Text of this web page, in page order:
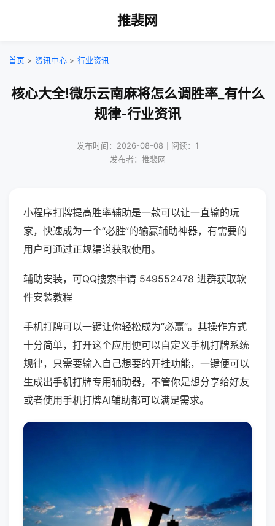
推裴网
首页 > 资讯中心 > 行业资讯
核心大全!微乐云南麻将怎么调胜率_有什么
规律-行业资讯
发布时间：2026-08-08｜阅读：1
发布者：推裴网
小程序打牌提高胜率辅助是一款可以让一直输的玩
家，快速成为一个“必胜”的输赢辅助神器，有需要的
用户可通过正规渠道获取使用。
辅助安装，可QQ搜索申请 549552478 进群获取软
件安装教程
手机打牌可以一键让你轻松成为“必赢”。其操作方式
十分简单，打开这个应用便可以自定义手机打牌系统
规律，只需要输入自己想要的开挂功能，一键便可以
生成出手机打牌专用辅助器，不管你是想分享给好友
或者使用手机打牌AI辅助都可以满足需求。